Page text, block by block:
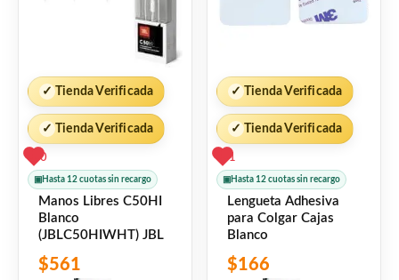
✓ Tienda Verificada
✓ Tienda Verificada
0
▣ Hasta 12 cuotas sin recargo
Manos Libres C50HI
Blanco
(JBLC50HIWHT) JBL
$561
✓ Tienda Verificada
✓ Tienda Verificada
1
▣ Hasta 12 cuotas sin recargo
Lengueta Adhesiva
para Colgar Cajas
Blanco
$166